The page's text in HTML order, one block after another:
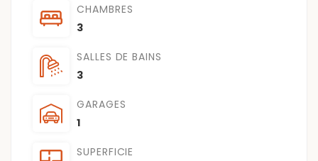
CHAMBRES
3
SALLES DE BAINS
3
GARAGES
1
SUPERFICIE